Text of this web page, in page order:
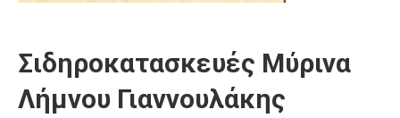
Σιδηροκατασκευές Μύρινα
Λήμνου Γιαννουλάκης